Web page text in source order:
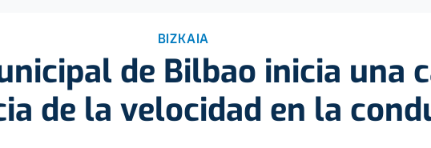
BIZKAIA
de Bilbao inicia una
de la velocidad en la